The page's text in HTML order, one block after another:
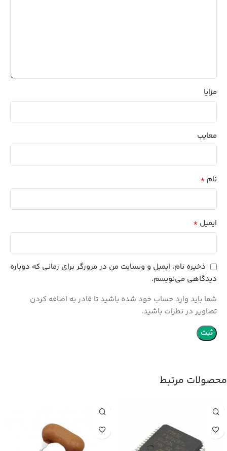
مزایا
معایب
نام *
ایمیل *
ذخیره نام، ایمیل و وبسایت من در مرورگر برای زمانی که دوباره
دیدگاهی می‌نویسم.
شما باید وارد حساب خود شده باشید تا قادر به اضافه کردن
تصاویر در نظرات باشید.
محصولات مرتبط